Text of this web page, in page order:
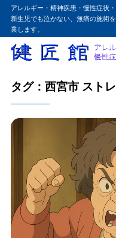
アレルギー・精神疾患・慢性症状
新生児でも泣かない、無痛の施術
業します。
タグ：西宮市 スト